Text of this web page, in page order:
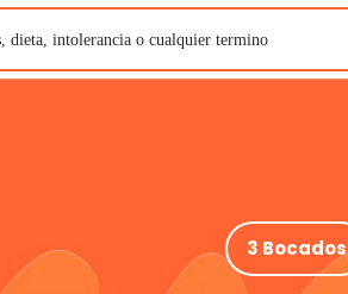
3 Bocados